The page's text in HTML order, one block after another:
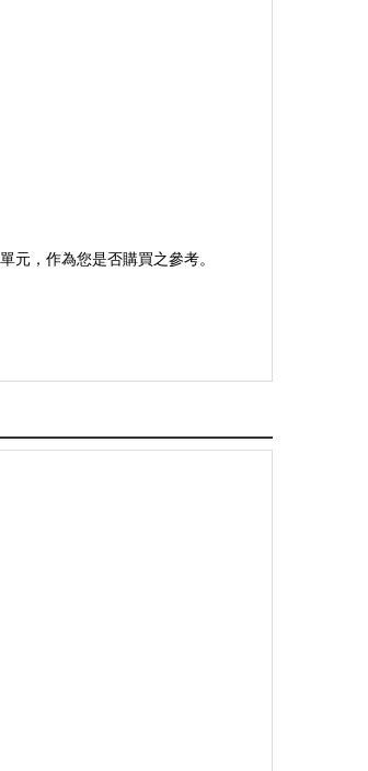
，作為您是否購買之參考。